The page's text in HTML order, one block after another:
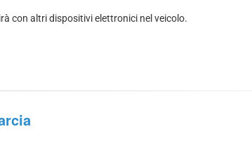
con altri dispositivi elettronici nel veicolo.